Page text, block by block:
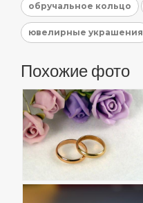
обручальное кольцо
ювелирные украшения
Похожие фото